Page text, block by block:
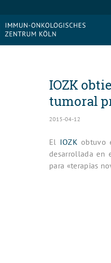
IOZK
tumoral
2015-04-12
El IOZK obtuvo
desarrollada en
para «terapias